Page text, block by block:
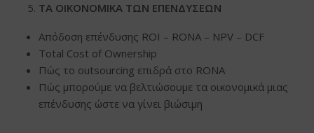
ΤΑ ΟΙΚΟΝΟΜΙΚΑ ΤΩΝ ΕΠΕΝΔΥΣΕΩΝ
Απόδοση επένδυσης ROI – RONA – NPV – DCF
Total Cost of Ownership
Πώς το outsourcing επιδρά στο RΟΝΑ
Πώς μπορούμε να βελτιώσουμε τα οικονομικά μιας
επένδυσης ώστε να γίνει βιώσιμη